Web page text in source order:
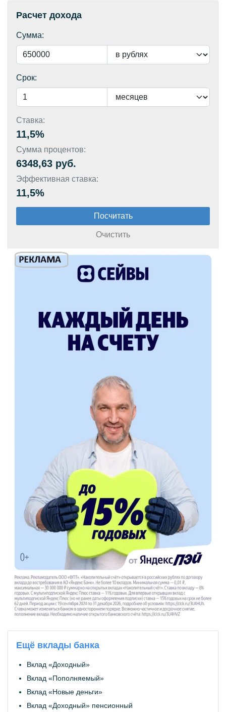
Расчет дохода
Сумма:
Срок:
Ставка:
11,5%
Сумма процентов:
6348,63 руб.
Эффективная ставка:
11,5%
Ещё вклады банка
Вклад «Доходный»
Вклад «Пополняемый»
Вклад «Новые деньги»
Вклад «Доходный» пенсионный